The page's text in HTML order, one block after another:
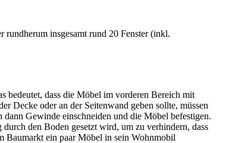
rundherum insgesamt rund 20 Fenster (inkl.
bedeutet, dass die Möbel im vorderen Bereich mit
Decke oder an der Seitenwand geben sollte, müssen
Gewinde einschneiden und die Möbel befestigen.
den Boden gesetzt wird, um zu verhindern, dass
Baumarkt ein paar Möbel in sein Wohnmobil